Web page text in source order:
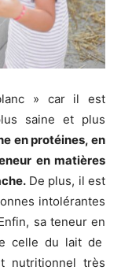
» car il est
saine et plus
en protéines, en
en matières
De plus, il est
intolérantes
sa teneur en
celle du lait de
nutritionnel très